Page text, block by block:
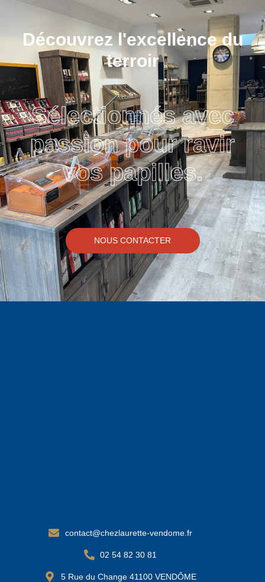
Découvrez l'excellence du
terroir
Sélectionnés avec
passion pour ravir
vos papilles.
NOUS CONTACTER
contact@chezlaurette-vendome.fr
02 54 82 30 81
5 Rue du Change 41100 VENDÔME